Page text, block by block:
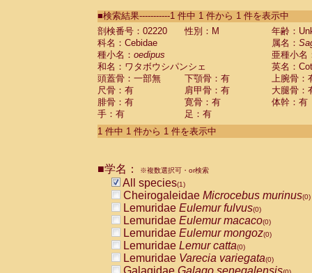
CebidaeSaguinus labiatus(0)
Cebidae Saguinus leucopus (0)
Cebidae
Cebidae
CebidaeSaguinus nigricollis (0)
Cebidae Saguinus oedipus
Cebidae Saguinus weddelli
Cebidae Saguinusspp.
Cebidae Aotus trivirgatus
Cebidae Cebus albifrons
CebidaeCebus nigrivittatus
CebidaeCebus
CebidaeSaimiri boliviensis(0)
CebidaeSaimiri sciureus(0)
AtelidaeAlouatta caraya(0)
AtelidaeAlouatta fusca(0)
AtelidaeAlouatta seniculus
AtelidaeAlouattaspp.(0)
AtelidaeAteles belzebuth(0)
■検索結果-----------1 件中 1 件から 1 件を表示中
剖検番号：02220
性別：M
年齢：
科名：Cebidae
属名：
種小名： oedipus
亜種小名
和名：ワタボウシパンシェ
英名：
頭蓋骨：一部無
下顎骨：有
上腕骨：
尺骨：有
肩甲骨：有
大腿骨：
腓骨：有
寛骨：有
体幹：有
手：有
足：有
1 件中 1 件から 1 件を表示中
■学名： ※複数選択可・or検索
All species(1)
Cheirogaleidae Microcebus murinus(0)
Lemuridae Eulemur fulvus(0)
Lemuridae Eulemur macaco(0)
Lemuridae Eulemur mongoz(0)
Lemuridae Lemur catta(0)
Lemuridae Varecia variegata(0)
Galagidae Galago senegalensis